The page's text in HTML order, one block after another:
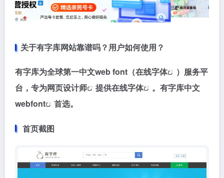
关于有字库网站靠谱吗？用户如何使用？
有字库为全球第一中文web font（在线字体
）服务平
台，专为网页设计师 提供在线字体
。有字库中文
webfont
首选。
首页截图